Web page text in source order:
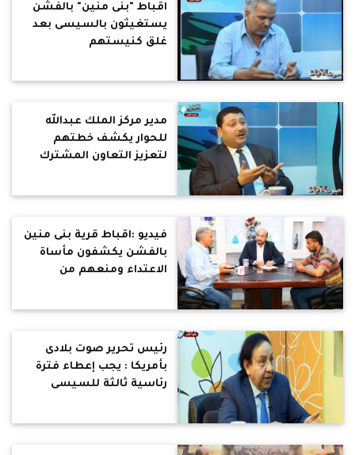
اقباط "بنى منين" بالفشن
يستغيثون بالسيسى بعد
غلق كنيستهم
مدير مركز الملك عبدالله
للحوار يكشف خطتهم
لتعزيز التعاون المشترك
فيديو :اقباط قرية بنى منين
بالفشن يكشفون مأساة
الاعتداء ومنعهم من
رئيس تحرير صوت بلادى
بأمريكا : يجب إعطاء فترة
رئاسية ثالثة للسيسى